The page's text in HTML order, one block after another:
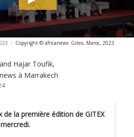
- Copyright © africanews Gitex, Maroc, 2023
and Hajar Toufik,
à Marrakech
la première édition de GITEX